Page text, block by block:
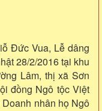
Đức Vua, Lễ dâng
28/2/2016 tại khu
Lâm, thị xã Sơn
đồng Ngô tộc Việt
nhân họ Ngô